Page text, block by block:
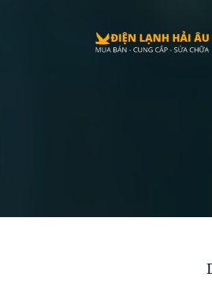
Số 40 Đường Số 2, Trường Thọ
700000